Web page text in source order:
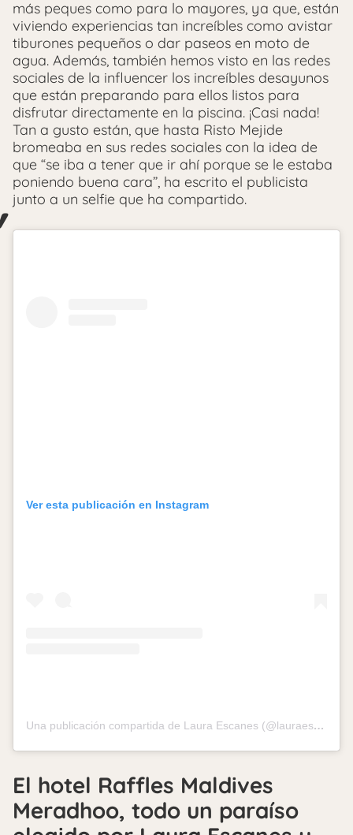
más peques como para lo mayores, ya que, están
viviendo experiencias tan increíbles como avistar
tiburones pequeños o dar paseos en moto de
agua. Además, también hemos visto en las redes
sociales de la influencer los increíbles desayunos
que están preparando para ellos listos para
disfrutar directamente en la piscina. ¡Casi nada!
Tan a gusto están, que hasta Risto Mejide
bromeaba en sus redes sociales con la idea de
que “se iba a tener que ir ahí porque se le estaba
poniendo buena cara”, ha escrito el publicista
junto a un selfie que ha compartido.
Ver esta publicación en Instagram
Una publicación compartida de Laura Escanes (@lauraescanes)
El hotel Raffles Maldives
Meradhoo, todo un paraíso